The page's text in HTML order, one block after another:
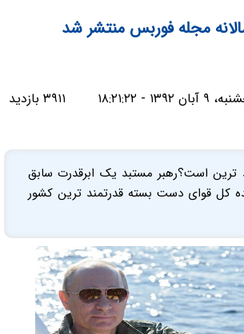
مجله فوربس منتشر شد
۱۳۹۲ - ۱۸:۲۱:۲۲ ۳۹۱۱ بازدید
است؟رهبر مستبد یک ابرقدرت سابق
کل قوای دست بسته قدرتمند ترین کشور